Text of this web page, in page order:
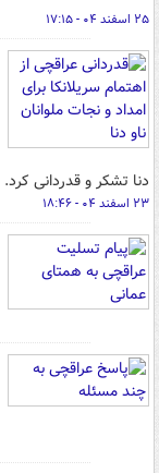
۲۵ اسفند ۰۴ - ۱۷:۱۵
دنا تشکر و قدردانی کرد.
۲۳ اسفند ۰۴ - ۱۸:۴۶